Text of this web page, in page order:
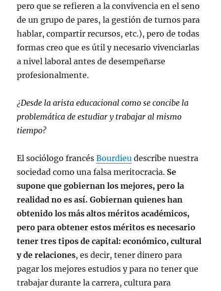
pero que se refieren a la convivencia en el seno
de un grupo de pares, la gestión de turnos para
hablar, compartir recursos, etc.), pero de todas
formas creo que es útil y necesario vivenciarlas
a nivel laboral antes de desempeñarse
profesionalmente.
¿Desde la arista educacional como se concibe la
problemática de estudiar y trabajar al mismo
tiempo?
El sociólogo francésBourdieu describe nuestra
sociedad como una falsa meritocracia. Se
supone que gobiernan los mejores, pero la
realidad no es así. Gobiernan quienes han
obtenido los más altos méritos académicos,
pero para obtener estos méritos es necesario
tener tres tipos de capital: económico, cultural
y de relaciones, es decir, tener dinero para
pagar los mejores estudios y para no tener que
trabajar durante la carrera, cultura para